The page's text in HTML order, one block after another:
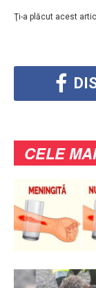
Ţi-a plăcut acest
CELE